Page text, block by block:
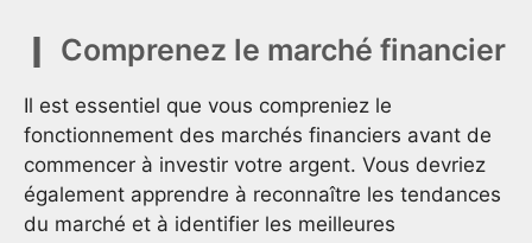
Comprenez le marché financier
Il est essentiel que vous compreniez le
fonctionnement des marchés financiers avant de
commencer à investir votre argent. Vous devriez
également apprendre à reconnaître les tendances
du marché et à identifier les meilleures